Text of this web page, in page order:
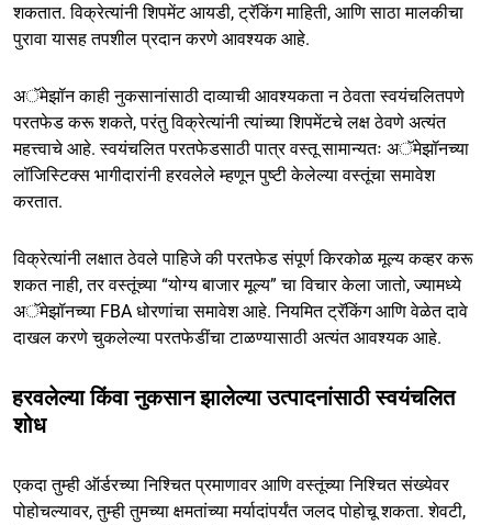
शकतात. विक्रेत्यांनी शिपमेंट आयडी, ट्रॅकिंग माहिती, आणि साठा मालकीचा
पुरावा यासह तपशील प्रदान करणे आवश्यक आहे.
अॅमेझॉन काही नुकसानांसाठी दाव्याची आवश्यकता न ठेवता स्वयंचलितपणे
परतफेड करू शकते, परंतु विक्रेत्यांनी त्यांच्या शिपमेंटचे लक्ष ठेवणे अत्यंत
महत्त्वाचे आहे. स्वयंचलित परतफेडसाठी पात्र वस्तू सामान्यतः अॅमेझॉनच्या
लॉजिस्टिक्स भागीदारांनी हरवलेले म्हणून पुष्टी केलेल्या वस्तूंचा समावेश
करतात.
विक्रेत्यांनी लक्षात ठेवले पाहिजे की परतफेड संपूर्ण किरकोळ मूल्य कव्हर करू
शकत नाही, तर वस्तूंच्या “योग्य बाजार मूल्य” चा विचार केला जातो, ज्यामध्ये
अॅमेझॉनच्या FBA धोरणांचा समावेश आहे. नियमित ट्रॅकिंग आणि वेळेत दावे
दाखल करणे चुकलेल्या परतफेडींचा टाळण्यासाठी अत्यंत आवश्यक आहे.
हरवलेल्या किंवा नुकसान झालेल्या उत्पादनांसाठी स्वयंचलित
शोध
एकदा तुम्ही ऑर्डरच्या निश्चित प्रमाणावर आणि वस्तूंच्या निश्चित संख्येवर
पोहोचल्यावर, तुम्ही तुमच्या क्षमतांच्या मर्यादांपर्यंत जलद पोहोचू शकता. शेवटी,